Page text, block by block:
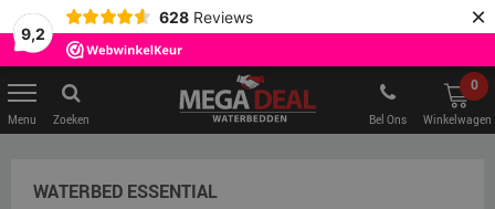
9,2
628 Reviews ×
Zoeken Bel Ons
0
Winkelwagen
WATERBED ESSENTIAL